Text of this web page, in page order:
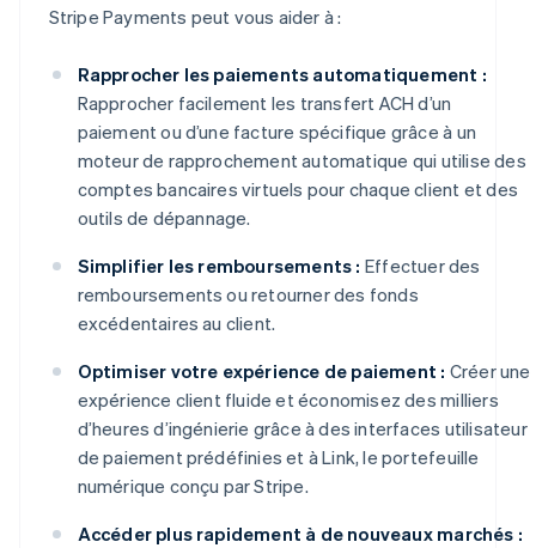
Stripe Payments peut vous aider à :
Rapprocher les paiements automatiquement :
Rapprocher facilement les transfert ACH d’un
paiement ou d’une facture spécifique grâce à un
moteur de rapprochement automatique qui utilise des
comptes bancaires virtuels pour chaque client et des
outils de dépannage.
Simplifier les remboursements : Effectuer des
remboursements ou retourner des fonds
excédentaires au client.
Optimiser votre expérience de paiement : Créer une
expérience client fluide et économisez des milliers
d’heures d’ingénierie grâce à des interfaces utilisateur
de paiement prédéfinies et à Link, le portefeuille
numérique conçu par Stripe.
Accéder plus rapidement à de nouveaux marchés :